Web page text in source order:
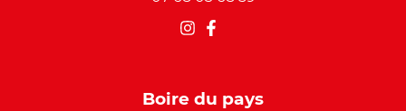
Boire du pays